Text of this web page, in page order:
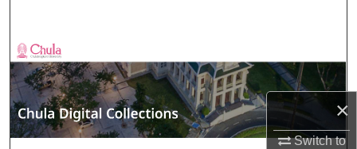
×
Switch to
Browse Collections
My Account
About